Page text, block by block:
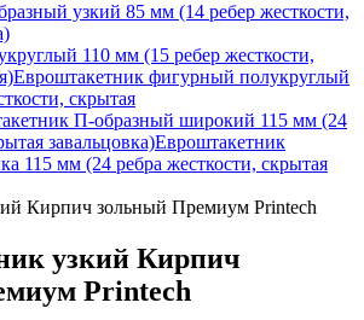
узкий 85 мм (14 ребер жесткости,
110 мм (15 ребер жесткости,
Евроштакетник фигурный полукруглый
скрытая
П-образный широкий 115 мм (24
завальцовка)Евроштакетник
115 мм (24 ребра жесткости, скрытая
Кирпич зольный Премиум Printech
узкий Кирпич
Printech